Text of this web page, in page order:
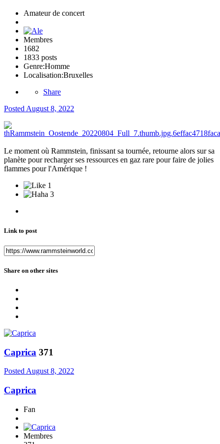
Amateur de concert
Membres
1682
1833 posts
Genre:Homme
Localisation:Bruxelles
Share
Posted August 8, 2022
Le moment où Rammstein, finissant sa tournée, retourne alors sur sa
planète pour recharger ses ressources en gaz rare pour faire de jolies
flammes pour l'Amérique !
1
3
Link to post
Share on other sites
Caprica 371
PostedAugust 8, 2022
Caprica
Fan
Membres